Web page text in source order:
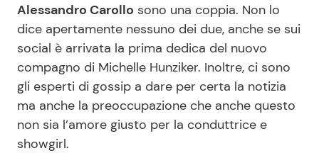
Mondo Mamma
News benessere
Salute
Viaggi e Turismo
Le Ricette in TV
Primi Piatti
Ricette Facili e Veloci
Alessandro Carollo sono una coppia. Non lo
dice apertamente nessuno dei due, anche se sui
social è arrivata la prima dedica del nuovo
compagno di Michelle Hunziker. Inoltre, ci sono
gli esperti di gossip a dare per certa la notizia
ma anche la preoccupazione che anche questo
non sia l’amore giusto per la conduttrice e
showgirl.